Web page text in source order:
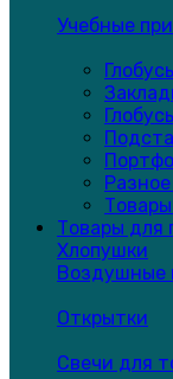
Учебные
Товары для
Хлопушки
Воздушные
Открытки
Свечи для